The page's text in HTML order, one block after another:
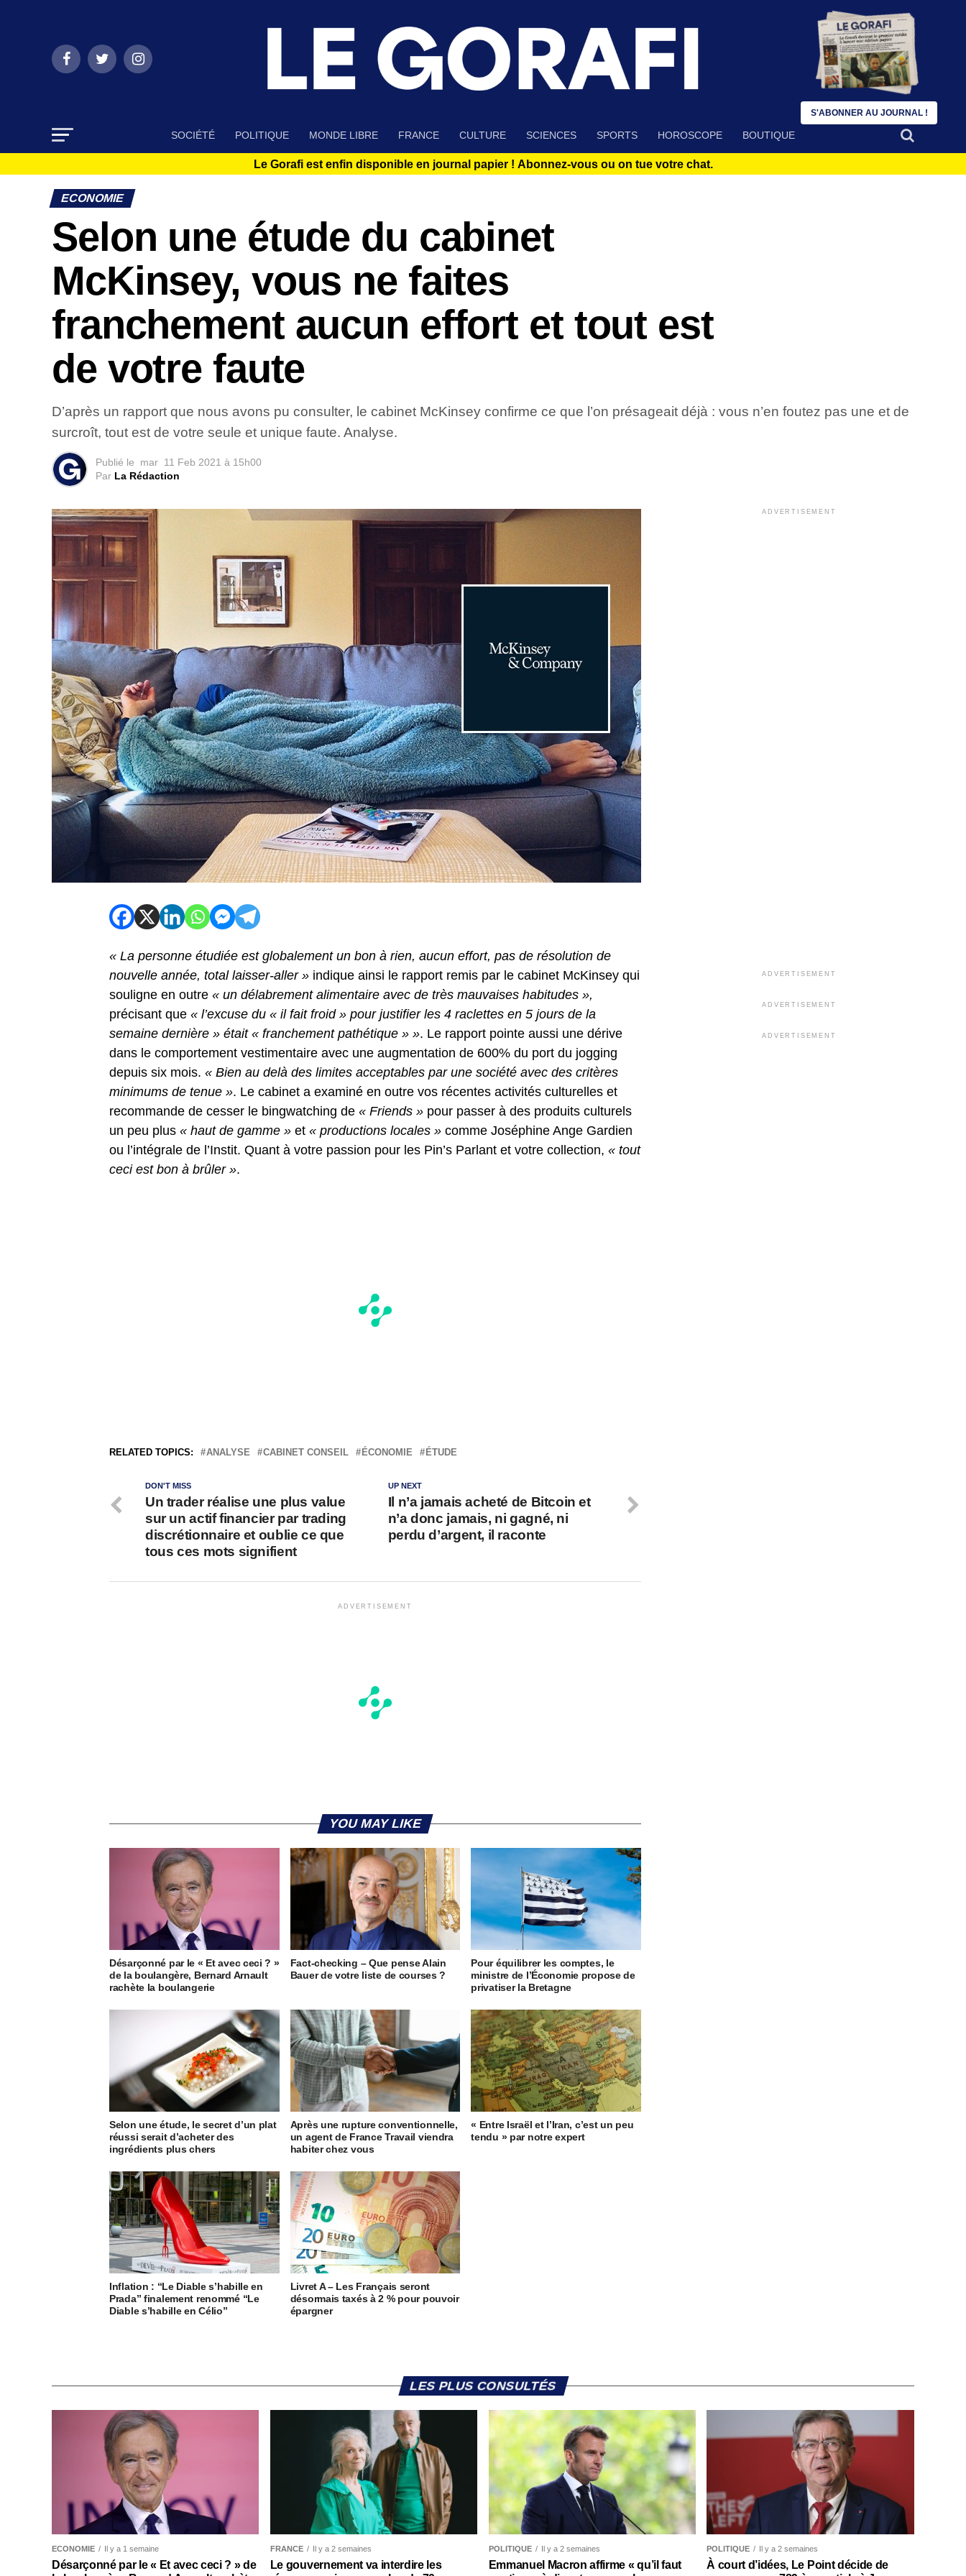
SOCIÉTÉ POLITIQUE MONDE LIBRE FRANCE CULTURE SCIENCES SPORTS HOROSCOPE BOUTIQUE
Le Gorafi est enfin disponible en journal papier ! Abonnez-vous ou on tue votre chat.
ECONOMIE
Selon une étude du cabinet
McKinsey, vous ne faites
franchement aucun effort et tout est
de votre faute
D’après un rapport que nous avons pu consulter, le cabinet McKinsey confirme ce que l’on présageait déjà : vous n’en foutez pas une et de
surcroît, tout est de votre seule et unique faute. Analyse.
Publié le mar 11 Feb 2021 à 15h00
Par La Rédaction
« La personne étudiée est globalement un bon à rien, aucun effort, pas de résolution de
nouvelle année, total laisser-aller » indique ainsi le rapport remis par le cabinet McKinsey qui
souligne en outre « un délabrement alimentaire avec de très mauvaises habitudes »,
précisant que « l’excuse du « il fait froid » pour justifier les 4 raclettes en 5 jours de la
semaine dernière » était « franchement pathétique » ». Le rapport pointe aussi une dérive
dans le comportement vestimentaire avec une augmentation de 600% du port du jogging
depuis six mois. « Bien au delà des limites acceptables par une société avec des critères
minimums de tenue ». Le cabinet a examiné en outre vos récentes activités culturelles et
recommande de cesser le bingwatching de « Friends » pour passer à des produits culturels
un peu plus « haut de gamme » et « productions locales » comme Joséphine Ange Gardien
ou l’intégrale de l’Instit. Quant à votre passion pour les Pin’s Parlant et votre collection, « tout
ceci est bon à brûler ».
RELATED TOPICS: ANALYSE CABINET CONSEIL ÉCONOMIE ÉTUDE
UP NEXT
Il n’a jamais acheté de Bitcoin et
n’a donc jamais, ni gagné, ni
perdu d’argent, il raconte
DON'T MISS
Un trader réalise une plus value
sur un actif financier par trading
discrétionnaire et oublie ce que
tous ces mots signifient
ADVERTISEMENT
YOU MAY LIKE
Désarçonné par le « Et avec ceci ? »
de la boulangère, Bernard Arnault
rachète la boulangerie
Fact-checking – Que pense Alain
Bauer de votre liste de courses ?
Pour équilibrer les comptes, le
ministre de l’Économie propose de
privatiser la Bretagne
Selon une étude, le secret d’un plat
réussi serait d’acheter des
ingrédients plus chers
Après une rupture conventionnelle,
un agent de France Travail viendra
habiter chez vous
« Entre Israël et l’Iran, c’est un peu
tendu » par notre expert
Inflation : “Le Diable s’habille en
Prada” finalement renommé “Le
Diable s’habille en Célio”
Livret A – Les Français seront
désormais taxés à 2 % pour pouvoir
épargner
ADVERTISEMENT
ADVERTISEMENT
ADVERTISEMENT
ADVERTISEMENT
LES PLUS CONSULTÉS
ECONOMIE Il y a 1 semaine
Désarçonné par le « Et avec ceci ? » de
FRANCE Il y a 2 semaines
Le gouvernement va interdire les
POLITIQUE Il y a 2 semaines
Emmanuel Macron affirme « qu’il faut
POLITIQUE Il y a 2 semaines
À court d’idées, Le Point décide de
S'ABONNER AU JOURNAL !